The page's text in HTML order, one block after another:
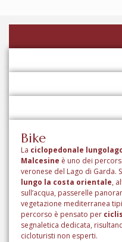
Bike
La ciclopedonale
Malcesine è uno dei
veronese del Lago di Garda.
lungo la costa orientale,
sull’acqua, passerelle
vegetazione mediterranea
percorso è pensato per
segnaletica dedicata,
cicloturisti non esperti.